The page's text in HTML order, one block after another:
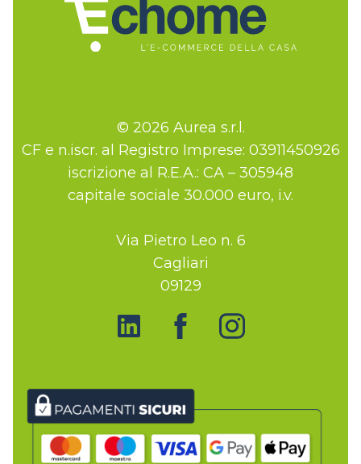
© 2026 Aurea s.r.l.
CF e n.iscr. al Registro Imprese: 03911450926
iscrizione al R.E.A.: CA – 305948
capitale sociale 30.000 euro, i.v.
Via Pietro Leo n. 6
Cagliari
09129